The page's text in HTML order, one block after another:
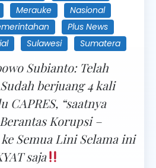
Merauke
Nasional
Plus News
Sulawesi Sumatera
Subianto: Telah
berjuang 4 kali
CAPRES, “saatnya
Korupsi –
Semua Lini Selama ini
saja